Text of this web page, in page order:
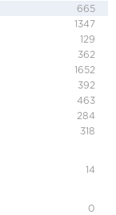
665
1347
129
362
1652
392
463
284
318
14
0